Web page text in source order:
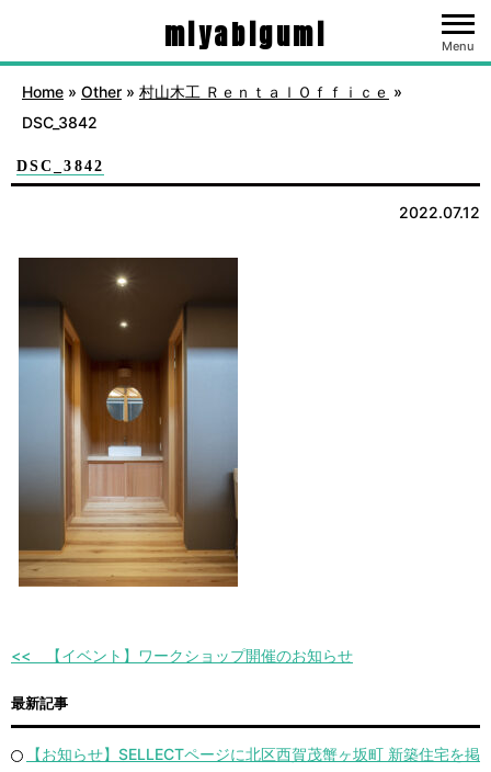
miyabigumi Menu
Home » Other » 村山木工 ＲｅｎｔａｌＯｆｆｉｃｅ »
DSC_3842
DSC_3842
2022.07.12
【イベント】ワークショップ開催のお知らせ
最新記事
【お知らせ】SELLECTページに北区西賀茂蟹ヶ坂町 新築住宅を掲